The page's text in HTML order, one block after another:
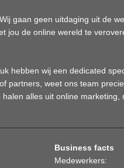
gaan geen uitdaging uit de
jou de online wereld te
hebben wij een dedicated
partners, weet ons team
alles uit online marketing,
Business facts
Medewerkers: